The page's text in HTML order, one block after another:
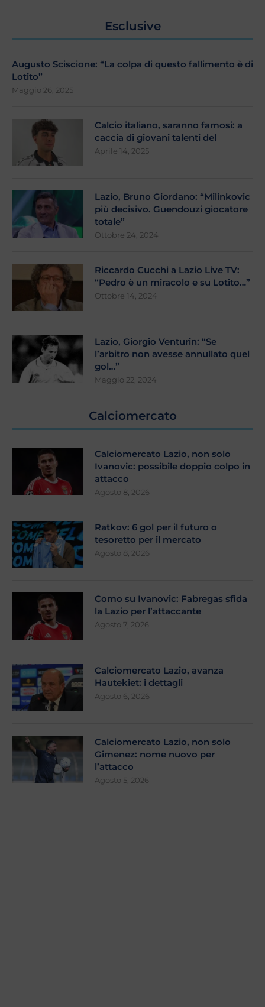
Esclusive
Augusto Sciscione: “La colpa di questo fallimento è di
Lotito”
Maggio 26, 2025
Calcio italiano, saranno famosi: a
caccia di giovani talenti del
Aprile 14, 2025
Lazio, Bruno Giordano: “Milinkovic
più decisivo. Guendouzi giocatore
totale”
Ottobre 24, 2024
Riccardo Cucchi a Lazio Live TV:
“Pedro è un miracolo e su Lotito…”
Ottobre 14, 2024
Lazio, Giorgio Venturin: “Se
l’arbitro non avesse annullato quel
gol…”
Maggio 22, 2024
Calciomercato
Calciomercato Lazio, non solo
Ivanovic: possibile doppio colpo in
attacco
Agosto 8, 2026
Ratkov: 6 gol per il futuro o
tesoretto per il mercato
Agosto 8, 2026
Como su Ivanovic: Fabregas sfida
la Lazio per l’attaccante
Agosto 7, 2026
Calciomercato Lazio, avanza
Hautekiet: i dettagli
Agosto 6, 2026
Calciomercato Lazio, non solo
Gimenez: nome nuovo per
l’attacco
Agosto 5, 2026